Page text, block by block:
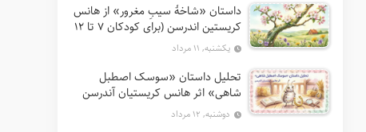
داستان «شاخهٔ سیبِ مغرور» از هانس
کریستین اندرسن (برای کودکان 7 تا 12
سال)یکشنبه, ۱۱ مرداد
تحلیل داستان «سوسک اصطبل
شاهی» اثر هانس کریستیان آندرسن
دوشنبه, ۱۲ مرداد